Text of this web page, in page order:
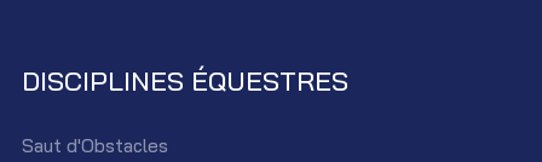
DISCIPLINES ÉQUESTRES
Saut d'Obstacles